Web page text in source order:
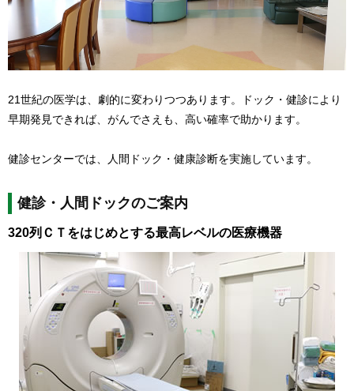
21世紀の医学は、劇的に変わりつつあります。ドック・健診により
早期発見できれば、がんでさえも、高い確率で助かります。
健診センターでは、人間ドック・健康診断を実施しています。
健診・人間ドックのご案内
320列ＣＴをはじめとする最高レベルの医療機器